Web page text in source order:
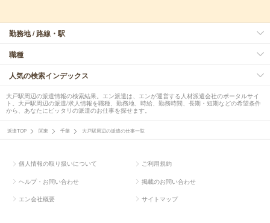
勤務地 / 路線・駅
職種
人気の検索インデックス
大戸駅周辺の派遣情報の検索結果。エン派遣は、エンが運営する人材派遣会社のポータルサイ
ト。大戸駅周辺の派遣/求人情報を職種、勤務地、時給、勤務時間、長期・短期などの希望条件
から、あなたにピッタリの派遣のお仕事を探せます。
派遣TOP 関東 千葉 大戸駅周辺の派遣の仕事一覧
個人情報の取り扱いについて ご利用規約
ヘルプ・お問い合わせ 掲載のお問い合わせ
エン会社概要 サイトマップ